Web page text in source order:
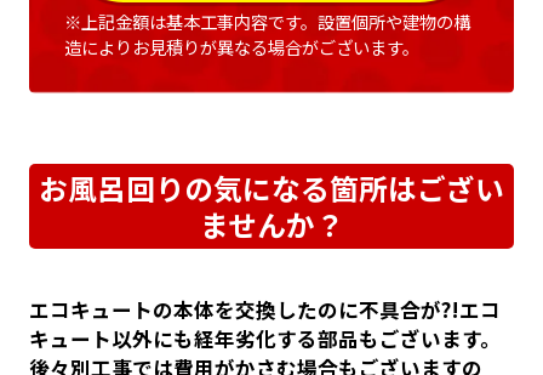
※上記金額は基本工事内容です。設置個所や建物の構
造によりお見積りが異なる場合がございます。
お風呂回りの気になる箇所はござい
ませんか？
エコキュートの本体を交換したのに不具合が?!エコ
キュート以外にも経年劣化する部品もございます。
後々別工事では費用がかさむ場合もございますの